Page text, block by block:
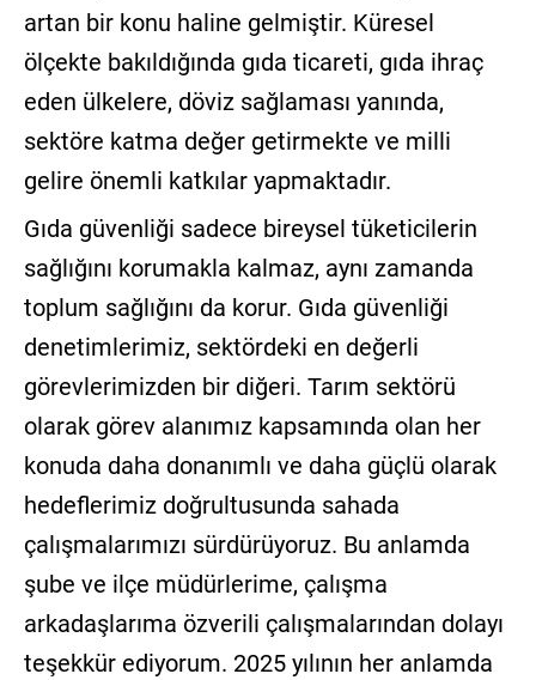
artan bir konu haline gelmiştir. Küresel
ölçekte bakıldığında gıda ticareti, gıda ihraç
eden ülkelere, döviz sağlaması yanında,
sektöre katma değer getirmekte ve milli
gelire önemli katkılar yapmaktadır.
Gıda güvenliği sadece bireysel tüketicilerin
sağlığını korumakla kalmaz, aynı zamanda
toplum sağlığını da korur. Gıda güvenliği
denetimlerimiz, sektördeki en değerli
görevlerimizden bir diğeri. Tarım sektörü
olarak görev alanımız kapsamında olan her
konuda daha donanımlı ve daha güçlü olarak
hedeflerimiz doğrultusunda sahada
çalışmalarımızı sürdürüyoruz. Bu anlamda
şube ve ilçe müdürlerime, çalışma
arkadaşlarıma özverili çalışmalarından dolayı
teşekkür ediyorum. 2025 yılının her anlamda